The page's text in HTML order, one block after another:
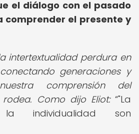
el diálogo con el pasado
comprender el presente y
intertextualidad perdura en
generaciones y
comprensión del
Como dijo Eliot: "La
individualidad son